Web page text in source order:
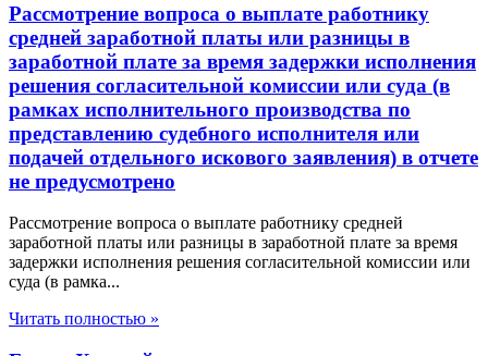
Рассмотрение вопроса о выплате работнику
средней заработной платы или разницы в
заработной плате за время задержки исполнения
решения согласительной комиссии или суда (в
рамках исполнительного производства по
представлению судебного исполнителя или
подачей отдельного искового заявления) в отчете
не предусмотрено
Рассмотрение вопроса о выплате работнику средней
заработной платы или разницы в заработной плате за время
задержки исполнения решения согласительной комиссии или
суда (в рамка...
Читать полностью »